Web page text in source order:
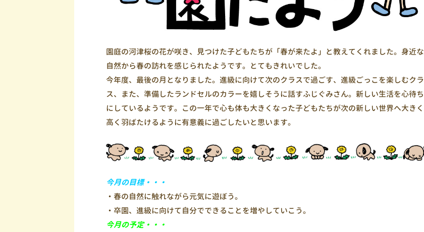
園庭の河津桜の花が咲き、見つけた子どもたちが「春が来たよ」と教えてくれました。身近な
自然から春の訪れを感じられたようです。とてもきれいでした。
今年度、最後の月となりました。進級に向けて次のクラスで過ごす、進級ごっこを楽しむクラ
ス、また、準備したランドセルのカラーを嬉しそうに話すふじぐみさん。新しい生活を心待ち
にしているようです。この一年で心も体も大きくなった子どもたちが次の新しい世界へ大きく
高く羽ばたけるように有意義に過ごしたいと思います。
今月の目標・・・
・春の自然に触れながら元気に遊ぼう。
・卒園、進級に向けて自分でできることを増やしていこう。
今月の予定・・・